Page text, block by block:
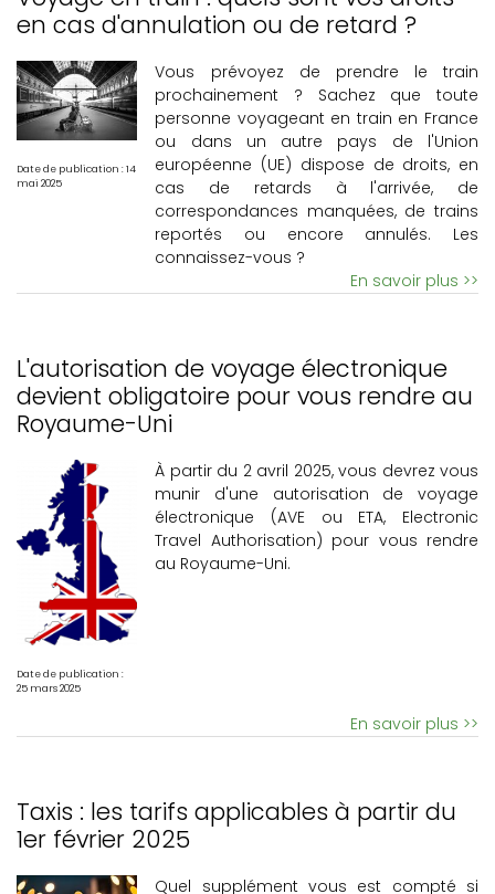
en cas d'annulation ou de retard ?
Date de publication : 14
mai 2025
Vous prévoyez de prendre le train
prochainement ? Sachez que toute
personne voyageant en train en France
ou dans un autre pays de l'Union
européenne (UE) dispose de droits, en
cas de retards à l'arrivée, de
correspondances manquées, de trains
reportés ou encore annulés. Les
connaissez-vous ?
En savoir plus >>
L'autorisation de voyage électronique
devient obligatoire pour vous rendre au
Royaume-Uni
Date de publication :
25 mars 2025
À partir du 2 avril 2025, vous devrez vous
munir d'une autorisation de voyage
électronique (AVE ou ETA, Electronic
Travel Authorisation) pour vous rendre
au Royaume-Uni.
En savoir plus >>
Taxis : les tarifs applicables à partir du
1er février 2025
Quel supplément vous est compté si